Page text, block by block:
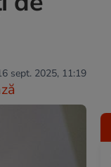
sept. 2025, 11:19